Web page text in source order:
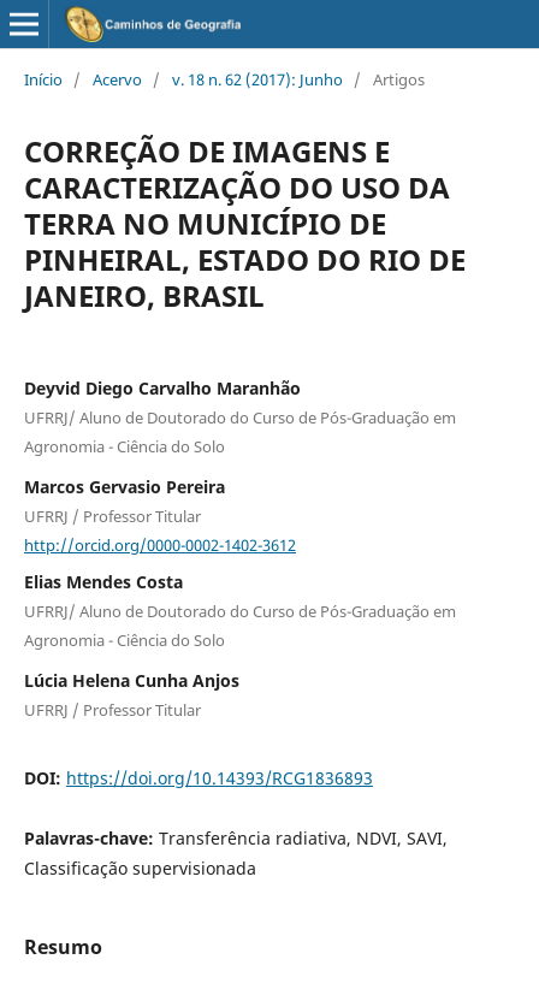
Início / Acervo / v. 18 n. 62 (2017): Junho / Artigos
CORREÇÃO DE IMAGENS E
CARACTERIZAÇÃO DO USO DA
TERRA NO MUNICÍPIO DE
PINHEIRAL, ESTADO DO RIO DE
JANEIRO, BRASIL
Deyvid Diego Carvalho Maranhão
UFRRJ/ Aluno de Doutorado do Curso de Pós-Graduação em
Agronomia - Ciência do Solo
Marcos Gervasio Pereira
UFRRJ / Professor Titular
http://orcid.org/0000-0002-1402-3612
Elias Mendes Costa
UFRRJ/ Aluno de Doutorado do Curso de Pós-Graduação em
Agronomia - Ciência do Solo
Lúcia Helena Cunha Anjos
UFRRJ / Professor Titular
DOI: https://doi.org/10.14393/RCG1836893
Palavras-chave: Transferência radiativa, NDVI, SAVI,
Classificação supervisionada
Resumo